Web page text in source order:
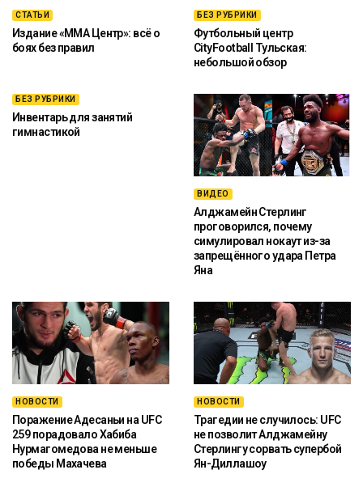
СТАТЬИ
Издание «ММА Центр»: всё о
боях без правил
БЕЗ РУБРИКИ
Футбольный центр
CityFootball Тульская:
небольшой обзор
БЕЗ РУБРИКИ
Инвентарь для занятий
гимнастикой
ВИДЕО
Алджамейн Стерлинг
проговорился, почему
симулировал нокаут из-за
запрещённого удара Петра
Яна
НОВОСТИ
Поражение Адесаньи на UFC
259 порадовало Хабиба
Нурмагомедова не меньше
победы Махачева
НОВОСТИ
Трагедии не случилось: UFC
не позволит Алджамейну
Стерлингу сорвать супербой
Ян-Диллашоу